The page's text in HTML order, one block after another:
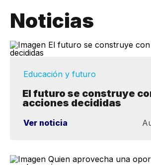
Noticias
Educación y futuro
El futuro se construye
acciones decididas
Ver noticia